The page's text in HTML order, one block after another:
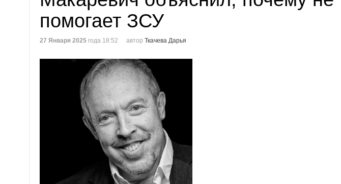
помогает ЗСУ
27 Января 2025 года 18:52 автор Ткачева Дарья